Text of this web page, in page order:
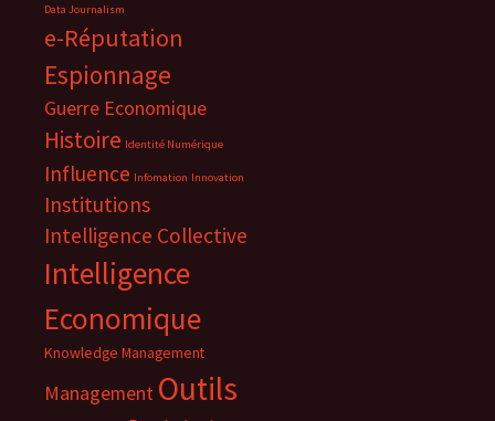
Data Journalism
e-Réputation
Espionnage
Guerre Economique
Histoire Identité Numérique
Influence Infomation Innovation
Institutions
Intelligence Collective
Intelligence
Economique
Knowledge Management
Management Outils